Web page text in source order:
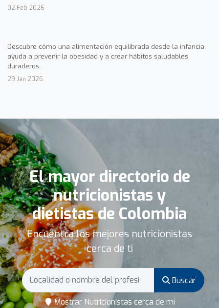
02 Feb 2026
Descubre cómo una alimentación equilibrada desde la infancia
ayuda a prevenir la obesidad y a crear hábitos saludables
duraderos.
29 Jan 2026
El mayor directorio de
nutricionistas y
dietistas de Colombia
Encuentra los mejores nutricionistas
cerca de ti
Buscar
Mostrar Nutricionistas cerca de mí